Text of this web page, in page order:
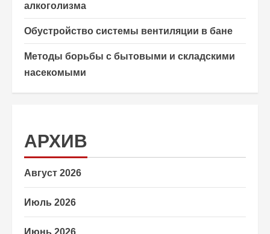
алкоголизма
Обустройство системы вентиляции в бане
Методы борьбы с бытовыми и складскими
насекомыми
АРХИВ
Август 2026
Июль 2026
Июнь 2026